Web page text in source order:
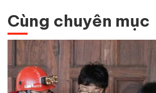
Cùng chuyên mục